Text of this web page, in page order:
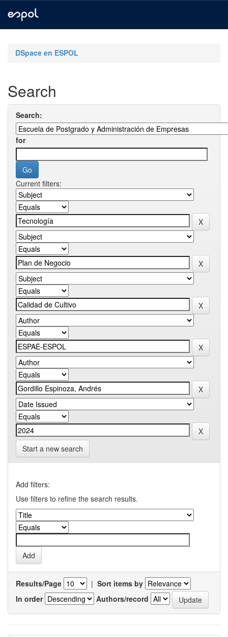
navigationDSpace en ESPOL
Search
Search:
for
Current filters:
Start a new search
Add filters:
Use filters to refine the search results.
Results/Page | Sort items by
In order
Authors/record